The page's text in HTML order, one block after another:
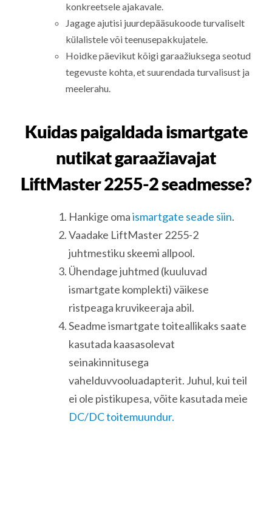
konkreetsele ajakavale.
Jagage ajutisi juurdepääsukoode turvaliselt
külalistele või teenusepakkujatele.
Hoidke päevikut kõigi garaažiuksega seotud
tegevuste kohta, et suurendada turvalisust ja
meelerahu.
Kuidas paigaldada ismartgate
nutikat garaažiavajat
LiftMaster 2255-2 seadmesse?
Hankige omaismartgate seade siin.
Vaadake LiftMaster 2255-2
juhtmestiku skeemi allpool.
Ühendage juhtmed (kuuluvad
ismartgate komplekti) väikese
ristpeaga kruvikeeraja abil.
Seadme ismartgate toiteallikaks saate
kasutada kaasasolevat
seinakinnitusega
vahelduvvooluadapterit. Juhul, kui teil
ei ole pistikupesa, võite kasutada meie
DC/DC toitemuundur.